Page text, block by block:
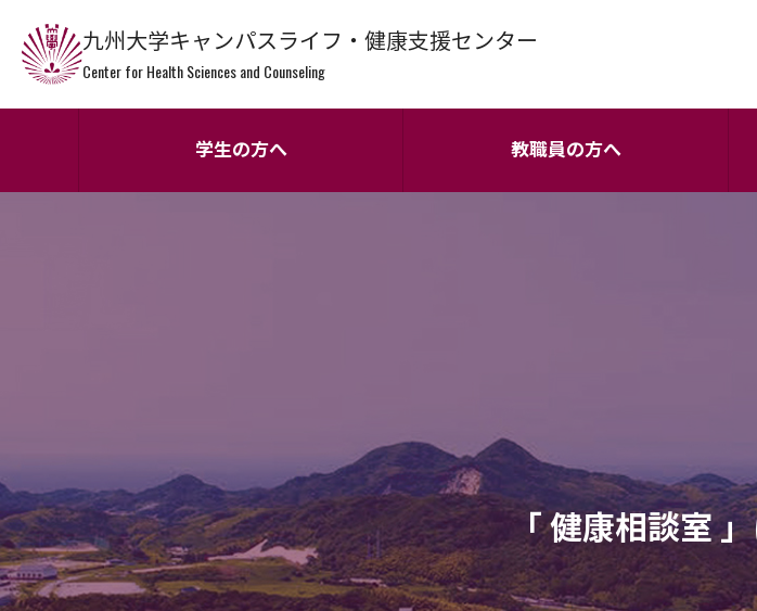
九州大学キャンパスライフ・健康支援センター
Center for Health Sciences and Counseling
学生の方へ 教職員の方へ
「 健康相談室